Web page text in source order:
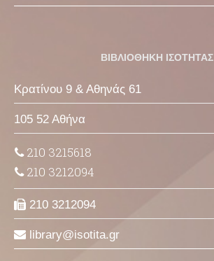
ΒΙΒΛΙΟΘΗΚΗ ΙΣΟΤΗΤΑΣ
Κρατίνου 9 & Αθηνάς 61
105 52 Αθήνα
210 3215618
210 3212094
210 3212094
library isotita gr